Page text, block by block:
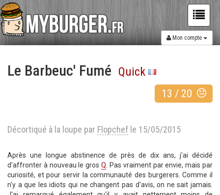
Mon compte
Le Barbeuc' Fumé Quick
13 / 20
Décortiqué à la loupe par Flopchef le 15/05/2015
Après une longue abstinence de près de dix ans, j'ai décidé
d'affronter à nouveau le grosQ . Pas vraiment par envie, mais par
curiosité, et pour servir la communauté des burgerers. Comme il
n'y a que les idiots qui ne changent pas d'avis, on ne sait jamais.